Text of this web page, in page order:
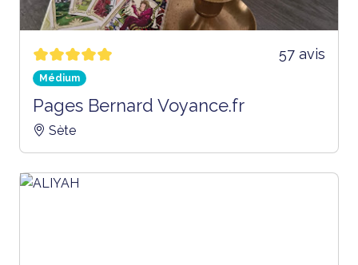
57 avis
Médium
Pages Bernard Voyance.fr
Sète